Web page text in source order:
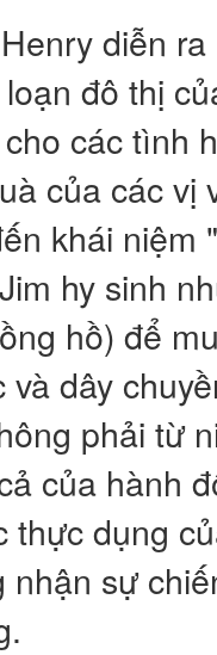
diễn
đô thị
các tình
của các vị
khái
hy sinh
hồ) để
dây
phải từ
của hành
thực dụng
nhận sự